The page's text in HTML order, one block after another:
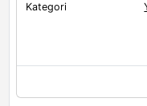
Kategori